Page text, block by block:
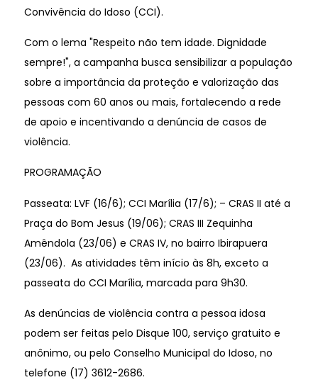
Convivência do Idoso (CCI).
Com o lema "Respeito não tem idade. Dignidade
sempre!", a campanha busca sensibilizar a população
sobre a importância da proteção e valorização das
pessoas com 60 anos ou mais, fortalecendo a rede
de apoio e incentivando a denúncia de casos de
violência.
PROGRAMAÇÃO
Passeata: LVF (16/6); CCI Marília (17/6); – CRAS II até a
Praça do Bom Jesus (19/06); CRAS III Zequinha
Amêndola (23/06) e CRAS IV, no bairro Ibirapuera
(23/06). As atividades têm início às 8h, exceto a
passeata do CCI Marília, marcada para 9h30.
As denúncias de violência contra a pessoa idosa
podem ser feitas pelo Disque 100, serviço gratuito e
anônimo, ou pelo Conselho Municipal do Idoso, no
telefone (17) 3612-2686.